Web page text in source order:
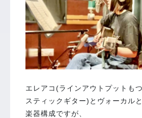
エレアコ(ラインアウトプットも
スティックギター)とヴォーカル
楽器構成ですが、